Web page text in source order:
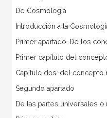
De Cosmología
Introducción a la
Primer apartado. De los
Primer capítulo del
Capítulo dos: del concepto
Segundo apartado
De las partes universales o